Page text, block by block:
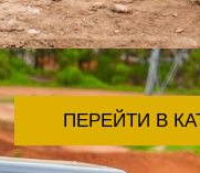
ПЕРЕЙТИ В